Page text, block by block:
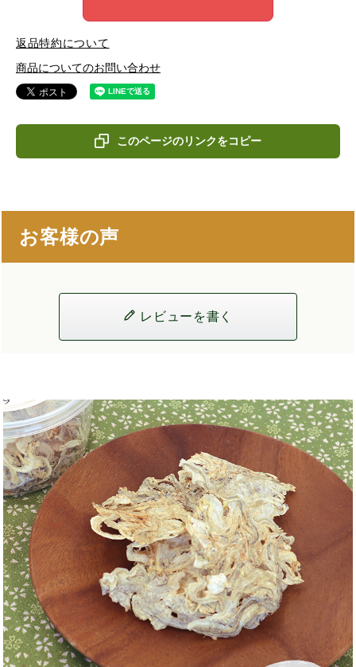
返品特約について
商品についてのお問い合わせ
このページのリンクをコピー
お客様の声
レビューを書く